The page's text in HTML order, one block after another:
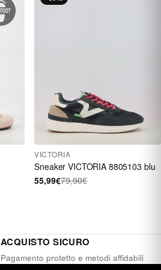
VICTORIA
Sneaker VICTORIA 8805103 blu
55,99€79,90€
ACQUISTO SICURO
Pagamento protetto e metodi affidabili